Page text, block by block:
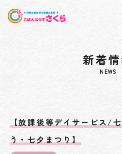
新着
NEWS
【放課後等デイサービス/
う・七夕まつり】